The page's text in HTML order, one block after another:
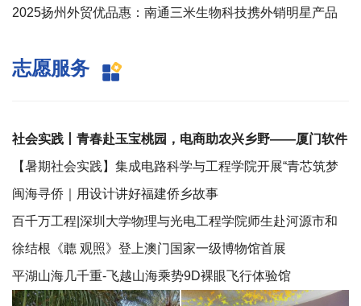
2025扬州外贸优品惠：南通三米生物科技携外销明星产品
志愿服务
社会实践丨青春赴玉宝桃园，电商助农兴乡野——厦门软件
职业技术学院暑期“三下乡”实践
【暑期社会实践】集成电路科学与工程学院开展“青芯筑梦
协同共进”暑期社会实践活动
闽海寻侨｜用设计讲好福建侨乡故事
百千万工程|深圳大学物理与光电工程学院师生赴河源市和
平县开展暑期科普公益夏令营活动
徐结根《聼 观照》登上澳门国家一级博物馆首展
平湖山海几千重-飞越山海乘势9D裸眼飞行体验馆